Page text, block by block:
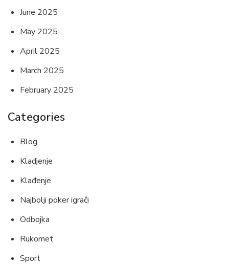
June 2025
May 2025
April 2025
March 2025
February 2025
Categories
Blog
Kladjenje
Klađenje
Najbolji poker igrači
Odbojka
Rukomet
Sport